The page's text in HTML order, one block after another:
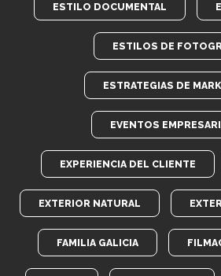
ESTILO DOCUMENTAL
ESTILOS DE
ESTRATEGIAS DE
EVENTOS
EXPERIENCIA DEL CLIENTE
EXTERIOR NATURAL
FAMILIA GALICIA